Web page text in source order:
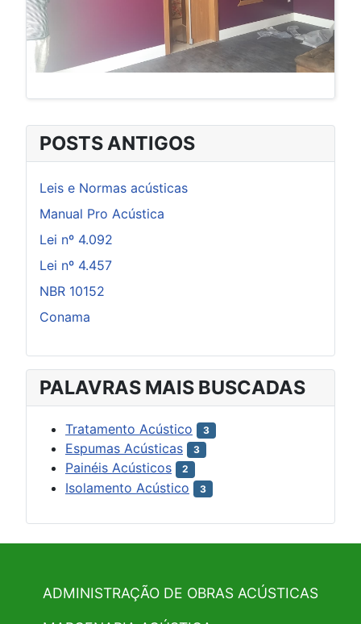
POSTS ANTIGOS
Leis e Normas acústicas
Manual Pro Acústica
Lei nº 4.092
Lei nº 4.457
NBR 10152
Conama
PALAVRAS MAIS BUSCADAS
Tratamento Acústico 3
Espumas Acústicas 3
Painéis Acústicos 2
Isolamento Acústico 3
ADMINISTRAÇÃO DE OBRAS ACÚSTICAS